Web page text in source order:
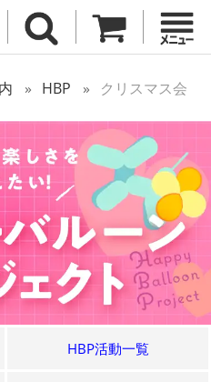
HBP クリスマス会
HBP活動一覧